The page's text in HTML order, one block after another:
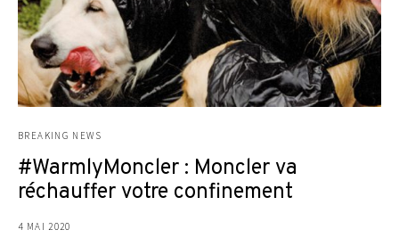
BREAKING NEWS
#WarmlyMoncler : Moncler va
réchauffer votre confinement
4 MAI 2020